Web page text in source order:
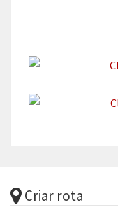
Criar rota